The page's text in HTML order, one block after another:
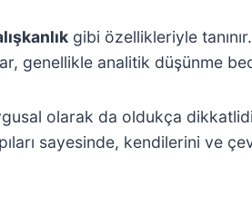
gibi özellikleriyle
genellikle analitik düşünme
olarak da oldukça
sayesinde, kendilerini